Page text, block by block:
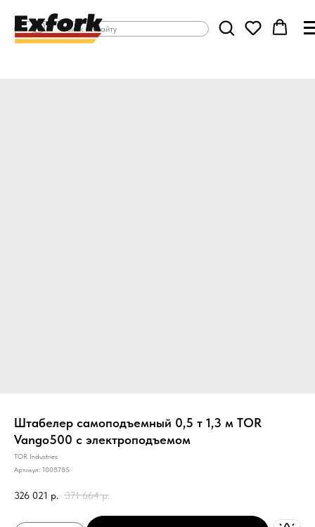
Штабелер самоподъемный 0,5 т 1,3 м TOR
Vango500 с электроподъемом
TOR Industries
Артикул: 1008785
326 021 р. 371 664 р.